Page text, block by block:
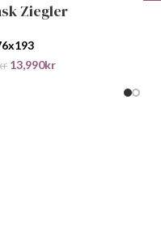
Ziegler
13,990kr